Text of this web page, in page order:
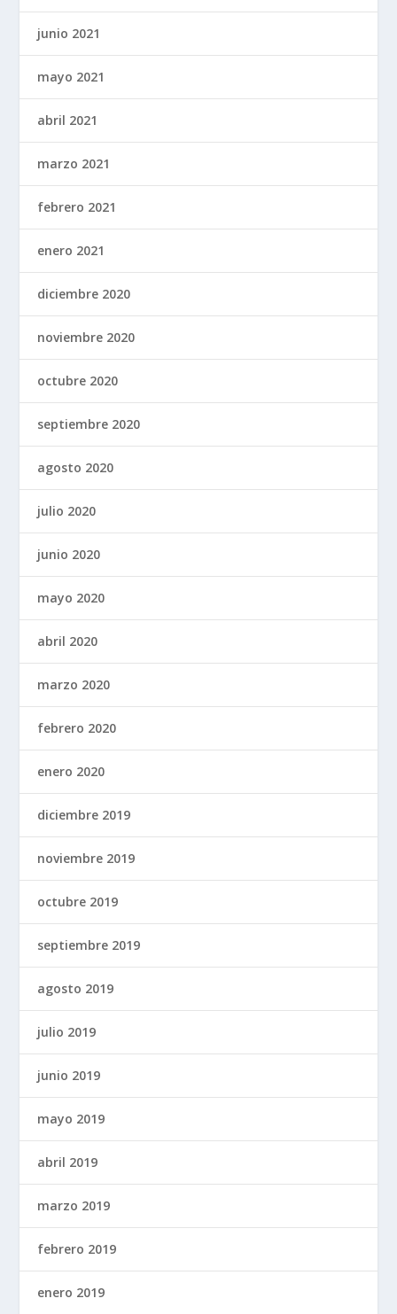
junio 2021
mayo 2021
abril 2021
marzo 2021
febrero 2021
enero 2021
diciembre 2020
noviembre 2020
octubre 2020
septiembre 2020
agosto 2020
julio 2020
junio 2020
mayo 2020
abril 2020
marzo 2020
febrero 2020
enero 2020
diciembre 2019
noviembre 2019
octubre 2019
septiembre 2019
agosto 2019
julio 2019
junio 2019
mayo 2019
abril 2019
marzo 2019
febrero 2019
enero 2019